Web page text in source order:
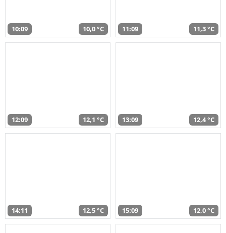
10:09 10,0 °C 11:09 11,3 °C
12:09 12,1 °C 13:09 12,4 °C
14:11 12,5 °C 15:09 12,0 °C